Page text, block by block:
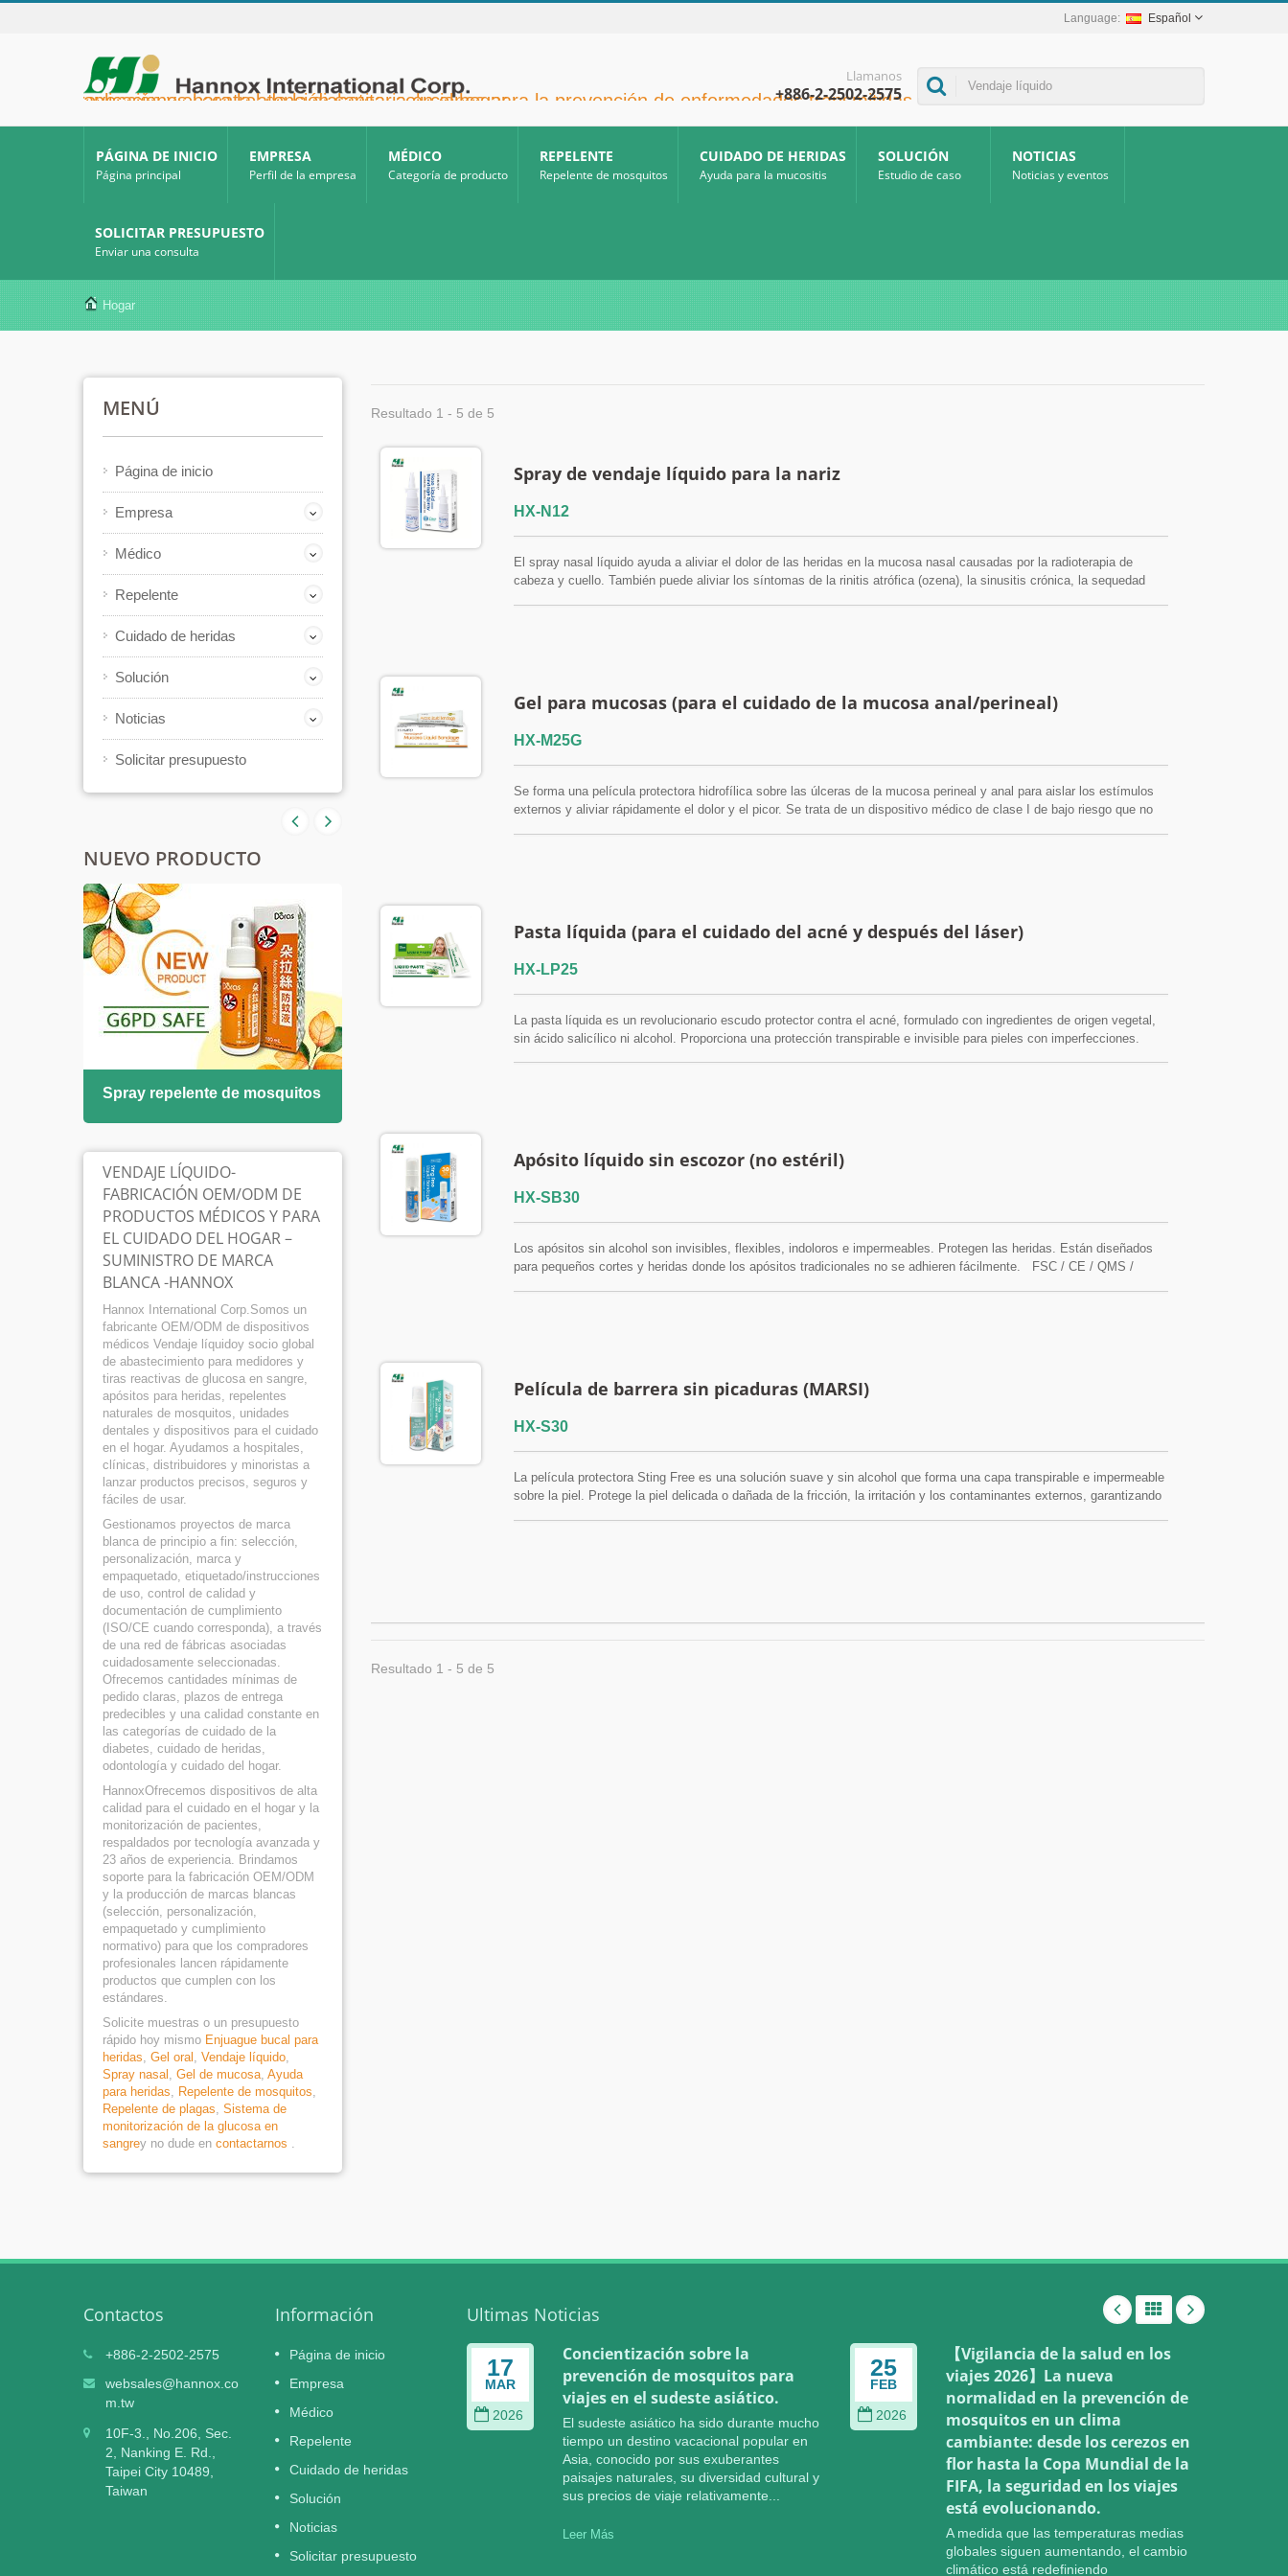
Español
Hannox International Corp. - Ayudamos a importadores, mayoristas y distribuidores de dispositivos médicos, así como a marcas del sector sanitario, a lanzar soluciones no farmacológicas para el cuidado de heridas y mucosas en úlceras orales, cuidados de apoyo para pacientes con cáncer, protección de la piel, cuidado de la mucosa nasal y protección de heridas en el hogar. También ofrecemos una amplia gama de dispositivos médicos para la prevención y el control de la diabetes, soluciones para la prevención de enfermedades transmitidas por mosquitos y otras aplicaciones para la atención sanitaria en el hogar.
Llamanos
+886-2-2502-2575
PÁGINA DE INICIO
Página principal
EMPRESA
Perfil de la empresa
MÉDICO
Categoría de producto
REPELENTE
Repelente de mosquitos
CUIDADO DE HERIDAS
Ayuda para la mucositis
SOLUCIÓN
Estudio de caso
NOTICIAS
Noticias y eventos
SOLICITAR PRESUPUESTO
Enviar una consulta
Hogar
MENÚ
Página de inicio
Empresa
Médico
Repelente
Cuidado de heridas
Solución
Noticias
Solicitar presupuesto
NUEVO PRODUCTO
Spray repelente de mosquitos
VENDAJE LÍQUIDO-
FABRICACIÓN OEM/ODM DE
PRODUCTOS MÉDICOS Y PARA
EL CUIDADO DEL HOGAR –
SUMINISTRO DE MARCA
BLANCA -HANNOX
Hannox International Corp.Somos un
fabricante OEM/ODM de dispositivos
médicos Vendaje líquidoy socio global
de abastecimiento para medidores y
tiras reactivas de glucosa en sangre,
apósitos para heridas, repelentes
naturales de mosquitos, unidades
dentales y dispositivos para el cuidado
en el hogar. Ayudamos a hospitales,
clínicas, distribuidores y minoristas a
lanzar productos precisos, seguros y
fáciles de usar.
Gestionamos proyectos de marca
blanca de principio a fin: selección,
personalización, marca y
empaquetado, etiquetado/instrucciones
de uso, control de calidad y
documentación de cumplimiento
(ISO/CE cuando corresponda), a través
de una red de fábricas asociadas
cuidadosamente seleccionadas.
Ofrecemos cantidades mínimas de
pedido claras, plazos de entrega
predecibles y una calidad constante en
las categorías de cuidado de la
diabetes, cuidado de heridas,
odontología y cuidado del hogar.
HannoxOfrecemos dispositivos de alta
calidad para el cuidado en el hogar y la
monitorización de pacientes,
respaldados por tecnología avanzada y
23 años de experiencia. Brindamos
soporte para la fabricación OEM/ODM
y la producción de marcas blancas
(selección, personalización,
empaquetado y cumplimiento
normativo) para que los compradores
profesionales lancen rápidamente
productos que cumplen con los
estándares.
Solicite muestras o un presupuesto
rápido hoy mismo Enjuague bucal para
heridas, Gel oral , Vendaje líquido,
Spray nasal , Gel de mucosa, Ayuda
para heridas, Repelente de mosquitos,
Repelente de plagas, Sistema de
monitorización de la glucosa en
sangrey no dude en contactarnos .
Resultado 1 - 5 de 5
Spray de vendaje líquido para la nariz
HX-N12
El spray nasal líquido ayuda a aliviar el dolor de las heridas en la mucosa nasal causadas por la radioterapia de
cabeza y cuello. También puede aliviar los síntomas de la rinitis atrófica (ozena), la sinusitis crónica, la sequedad
Gel para mucosas (para el cuidado de la mucosa anal/perineal)
HX-M25G
Se forma una película protectora hidrofílica sobre las úlceras de la mucosa perineal y anal para aislar los estímulos
externos y aliviar rápidamente el dolor y el picor. Se trata de un dispositivo médico de clase I de bajo riesgo que no
Pasta líquida (para el cuidado del acné y después del láser)
HX-LP25
La pasta líquida es un revolucionario escudo protector contra el acné, formulado con ingredientes de origen vegetal,
sin ácido salicílico ni alcohol. Proporciona una protección transpirable e invisible para pieles con imperfecciones.
Apósito líquido sin escozor (no estéril)
HX-SB30
Los apósitos sin alcohol son invisibles, flexibles, indoloros e impermeables. Protegen las heridas. Están diseñados
para pequeños cortes y heridas donde los apósitos tradicionales no se adhieren fácilmente. FSC / CE / QMS /
Película de barrera sin picaduras (MARSI)
HX-S30
La película protectora Sting Free es una solución suave y sin alcohol que forma una capa transpirable e impermeable
sobre la piel. Protege la piel delicada o dañada de la fricción, la irritación y los contaminantes externos, garantizando
Resultado 1 - 5 de 5
Contactos
+886-2-2502-2575
websales@hannox.co
m.tw
10F-3., No.206, Sec.
2, Nanking E. Rd.,
Taipei City 10489,
Taiwan
Información
Página de inicio
Empresa
Médico
Repelente
Cuidado de heridas
Solución
Noticias
Solicitar presupuesto
Ultimas Noticias
06
NOV
El hidrogel para heridas HI-
MUPRO obtiene la certificación
de dispositivo médico de clase II
— Un hidrogel estéril y de alta seguridad
diseñado para heridas exudativas
crónicas y moderadas —
17
MAR
2026
Concientización sobre la
prevención de mosquitos para
viajes en el sudeste asiático.
El sudeste asiático ha sido durante mucho
tiempo un destino vacacional popular en
Asia, conocido por sus exuberantes
paisajes naturales, su diversidad cultural y
sus precios de viaje relativamente...
Leer Más
25
FEB
2026
【Vigilancia de la salud en los
viajes 2026】La nueva
normalidad en la prevención de
mosquitos en un clima
cambiante: desde los cerezos en
flor hasta la Copa Mundial de la
FIFA, la seguridad en los viajes
está evolucionando.
A medida que las temperaturas medias
globales siguen aumentando, el cambio
climático está redefiniendo